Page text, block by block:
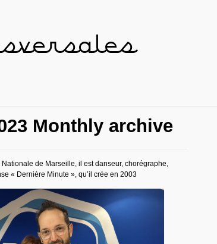
Monthly archive
de Marseille, il est danseur, chorégraphe,
« Dernière Minute », qu’il crée en 2003